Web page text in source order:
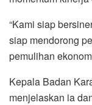
“Kami siap
siap mendorong
pemulihan
Kepala Badan
menjelaskan ia